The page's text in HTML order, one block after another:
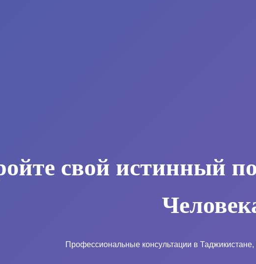
свой истинный
Профессиональные консультации в